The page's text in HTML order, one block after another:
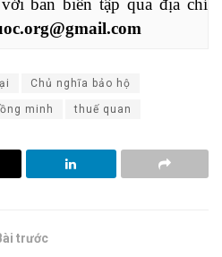
ban biên tập qua địa chỉ
Chủ nghĩa bảo hộ
minh thuế quan
trước